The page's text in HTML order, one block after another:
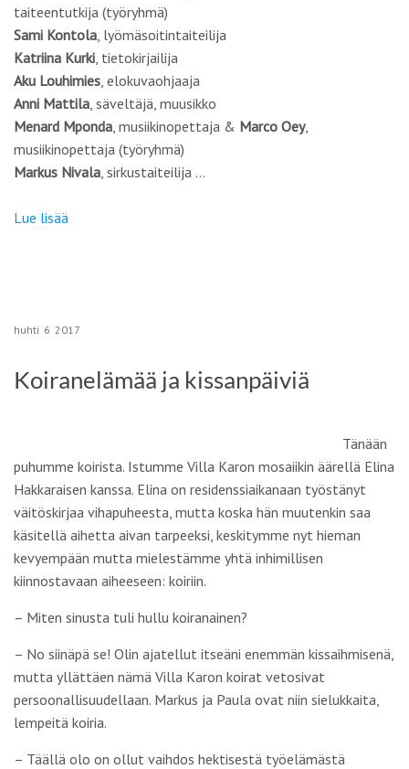
taiteentutkija (työryhmä)
Sami Kontola, lyömäsoitintaiteilija
Katriina Kurki, tietokirjailija
Aku Louhimies, elokuvaohjaaja
Anni Mattila, säveltäjä, muusikko
Menard Mponda, musiikinopettaja & Marco Oey,
musiikinopettaja (työryhmä)
Markus Nivala, sirkustaiteilija …
Lue lisää
huhti 6 2017
Koiranelämää ja kissanpäiviä
Tänään
puhumme koirista. Istumme Villa Karon mosaiikin äärellä Elina
Hakkaraisen kanssa. Elina on residenssiaikanaan työstänyt
väitöskirjaa vihapuheesta, mutta koska hän muutenkin saa
käsitellä aihetta aivan tarpeeksi, keskitymme nyt hieman
kevyempään mutta mielestämme yhtä inhimillisen
kiinnostavaan aiheeseen: koiriin.
– Miten sinusta tuli hullu koiranainen?
– No siinäpä se! Olin ajatellut itseäni enemmän kissaihmisenä,
mutta yllättäen nämä Villa Karon koirat vetosivat
persoonallisuudellaan. Markus ja Paula ovat niin sielukkaita,
lempeitä koiria.
– Täällä olo on ollut vaihdos hektisestä työelämästä